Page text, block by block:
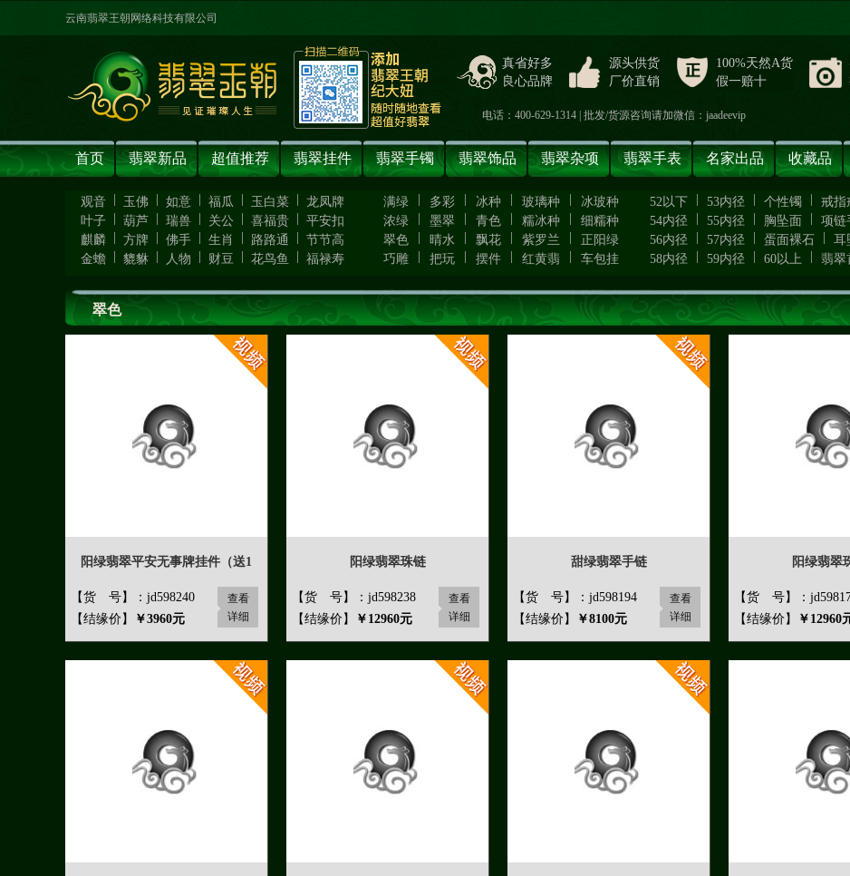
云南翡翠王朝网络科技有限公司
真省好多
良心品牌
源头供货
厂价直销
100%天然A货
假一赔十
电话：400-629-1314 | 批发/货源咨询请加微信：jaadeevip
首页 翡翠新品 超值推荐 翡翠挂件 翡翠手镯 翡翠饰品 翡翠杂项 翡翠手表 名家出品 收藏品
观音 玉佛 如意 福瓜 玉白菜
龙凤牌
叶子
葫芦 瑞兽 关公 喜福贵
平安扣
麒麟
方牌 佛手 生肖 路路通
节节高
金蟾
貔貅 人物 财豆 花鸟鱼 福禄寿
满绿 多彩 冰种 玻璃种
冰玻种
浓绿
墨翠 青色 糯冰种
细糯种
翠色
晴水 飘花 紫罗兰
正阳绿
巧雕
把玩 摆件 红黄翡 车包挂
52以下 53内径 个性镯
戒指
54内径
55内径 胸坠面
项链
56内径
57内径 蛋面裸石
耳
58内径
59内径 60以上 翡翠
翠色
阳绿翡翠平安无事牌挂件（送1
【货 号】：jd598240
【结缘价】
￥3960元
查看
详细
阳绿翡翠珠链
【货 号】：jd598238
【结缘价】
￥12960元
查看
详细
甜绿翡翠手链
【货 号】：jd598194
【结缘价】
￥8100元
查看
详细
阳绿翡翠
【货 号】：
【结缘价】
￥12960